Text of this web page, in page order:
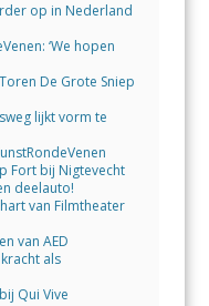
op in Nederland
‘We hopen
De Grote Sniep
lijkt vorm te
Fort bij Nigtevecht
deelauto!
van Filmtheater
van AED
als
Qui Vive